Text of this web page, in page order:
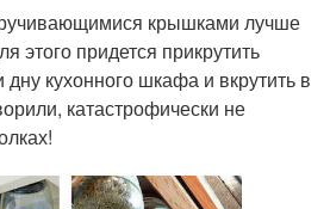
крышками лучше
этого придется прикрутить
кухонного шкафа и вкрутить в
катастрофически не